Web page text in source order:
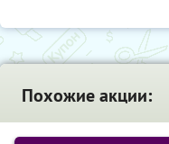
Похожие акции: